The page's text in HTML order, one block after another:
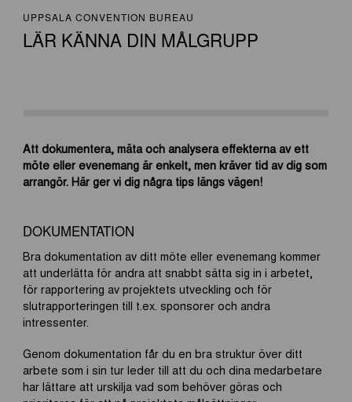
UPPSALA CONVENTION BUREAU
LÄR KÄNNA DIN MÅLGRUPP
Att dokumentera, mäta och analysera effekterna av ett
möte eller evenemang är enkelt, men kräver tid av dig som
arrangör. Här ger vi dig några tips längs vägen!
DOKUMENTATION
Bra dokumentation av ditt möte eller evenemang kommer
att underlätta för andra att snabbt sätta sig in i arbetet,
för rapportering av projektets utveckling och för
slutrapporteringen till t.ex. sponsorer och andra
intressenter.
Genom dokumentation får du en bra struktur över ditt
arbete som i sin tur leder till att du och dina medarbetare
har lättare att urskilja vad som behöver göras och